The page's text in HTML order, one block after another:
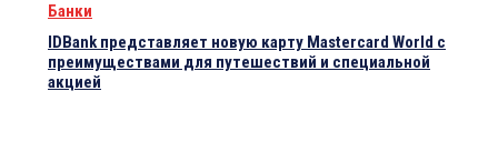
Банки
IDBank представляет новую карту Mastercard World с
преимуществами для путешествий и специальной
акцией